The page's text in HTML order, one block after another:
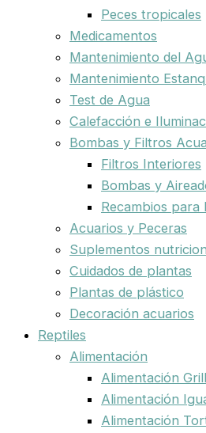
Peces tropicales
Medicamentos
Mantenimiento del
Mantenimiento
Test de Agua
Calefacción e
Bombas y Filtros
Filtros Interiores
Bombas y
Recambios para
Acuarios y Peceras
Suplementos
Cuidados de plantas
Plantas de plástico
Decoración acuarios
Reptiles
Alimentación
Alimentación
Alimentación
Alimentación